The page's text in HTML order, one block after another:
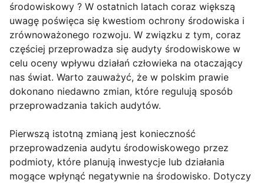
środowiskowy ? W ostatnich latach coraz większą
uwagę poświęca się kwestiom ochrony środowiska i
zrównoważonego rozwoju. W związku z tym, coraz
częściej przeprowadza się audyty środowiskowe w
celu oceny wpływu działań człowieka na otaczający
nas świat. Warto zauważyć, że w polskim prawie
dokonano niedawno zmian, które regulują sposób
przeprowadzania takich audytów.
Pierwszą istotną zmianą jest konieczność
przeprowadzenia audytu środowiskowego przez
podmioty, które planują inwestycje lub działania
mogące wpłynąć negatywnie na środowisko. Dotyczy